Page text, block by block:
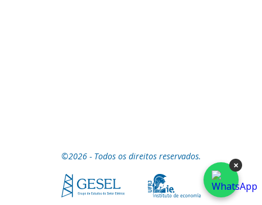
©2026 - Todos os direitos reservados.
×